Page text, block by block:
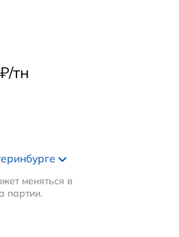
₽/тн
меняться в
партии.